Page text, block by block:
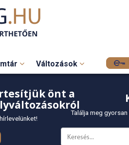
Változások
önt a
Találja meg